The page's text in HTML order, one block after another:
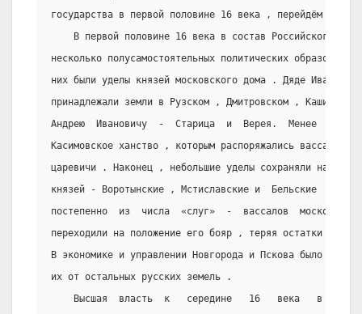
государства в первой половине 16 века , перейдём к
В первой половине 16 века в состав Российского
несколько полусамостоятельных политических
них были уделы князей московского дома . Дяде Ивана
принадлежали земли в Рузском , Дмитровском ,
Андрею  Ивановичу  -  Старица  и  Верея.  Менее
Касимовское ханство , которым распоряжались
царевичи . Наконец , небольшие уделы сохраняли
князей - Воротынские , Мстиславские и  Бельские  .
постепенно  из  числа  «слуг»  -  вассалов
переходили на положение его бояр , теряя остатки
В экономике и управлении Новгорода и Пскова было
их от остальных русских земель .
Высшая  власть  к   середине   16   века   в